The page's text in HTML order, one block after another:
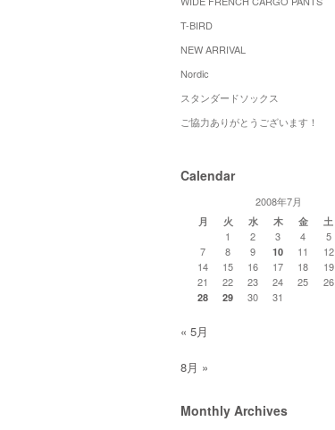
T-BIRD
NEW ARRIVAL
Nordic
スタンダードソックス
ご協力ありがとうございます！
Calendar
2008年7月
月 火 水 木 金 土
1 2 3 4 5
7
8 9 10 11 12
14
15 16 17 18 19
21
22 23 24 25 26
28 29 30 31
« 5月
8月 »
Monthly Archives